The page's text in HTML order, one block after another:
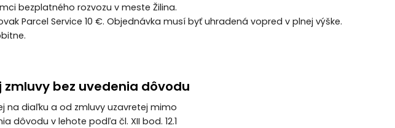
bezplatného rozvozu v meste Žilina.
Parcel Service 10 €. Objednávka musí byť uhradená vopred v plnej výške.
zmluvy bez uvedenia dôvodu
na diaľku a od zmluvy uzavretej mimo
dôvodu v lehote podľa čl. XII bod. 12.1